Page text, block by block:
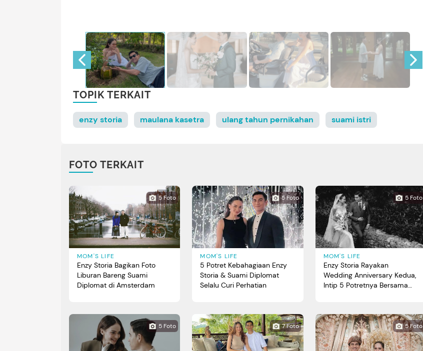
TOPIK TERKAIT
enzy storia maulana kasetra ulang tahun pernikahan suami istri
FOTO TERKAIT
5 Foto
MOM'S LIFE
Enzy Storia Bagikan Foto
Liburan Bareng Suami
Diplomat di Amsterdam
5 Foto
MOM'S LIFE
5 Potret Kebahagiaan Enzy
Storia & Suami Diplomat
Selalu Curi Perhatian
5 Foto
MOM'S LIFE
Enzy Storia Rayakan
Wedding Anniversary Kedua,
Intip 5 Potretnya Bersama
5 Foto 7 Foto 5 Foto